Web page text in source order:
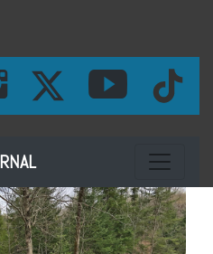
Toggle